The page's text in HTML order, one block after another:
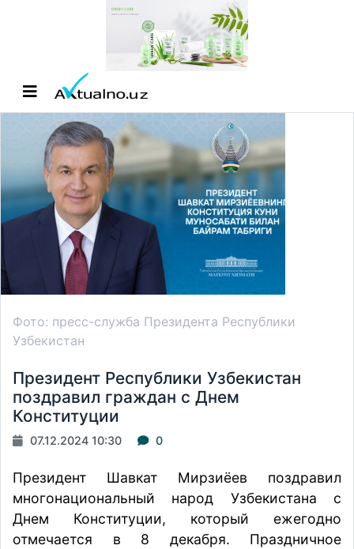
Фото: пресс-служба Президента Республики
Узбекистан
Президент Республики Узбекистан
поздравил граждан с Днем
Конституции
07.12.2024 10:30 0
Президент Шавкат Мирзиёев поздравил
многонациональный народ Узбекистана с
Днем Конституции, который ежегодно
отмечается в 8 декабря. Праздничное